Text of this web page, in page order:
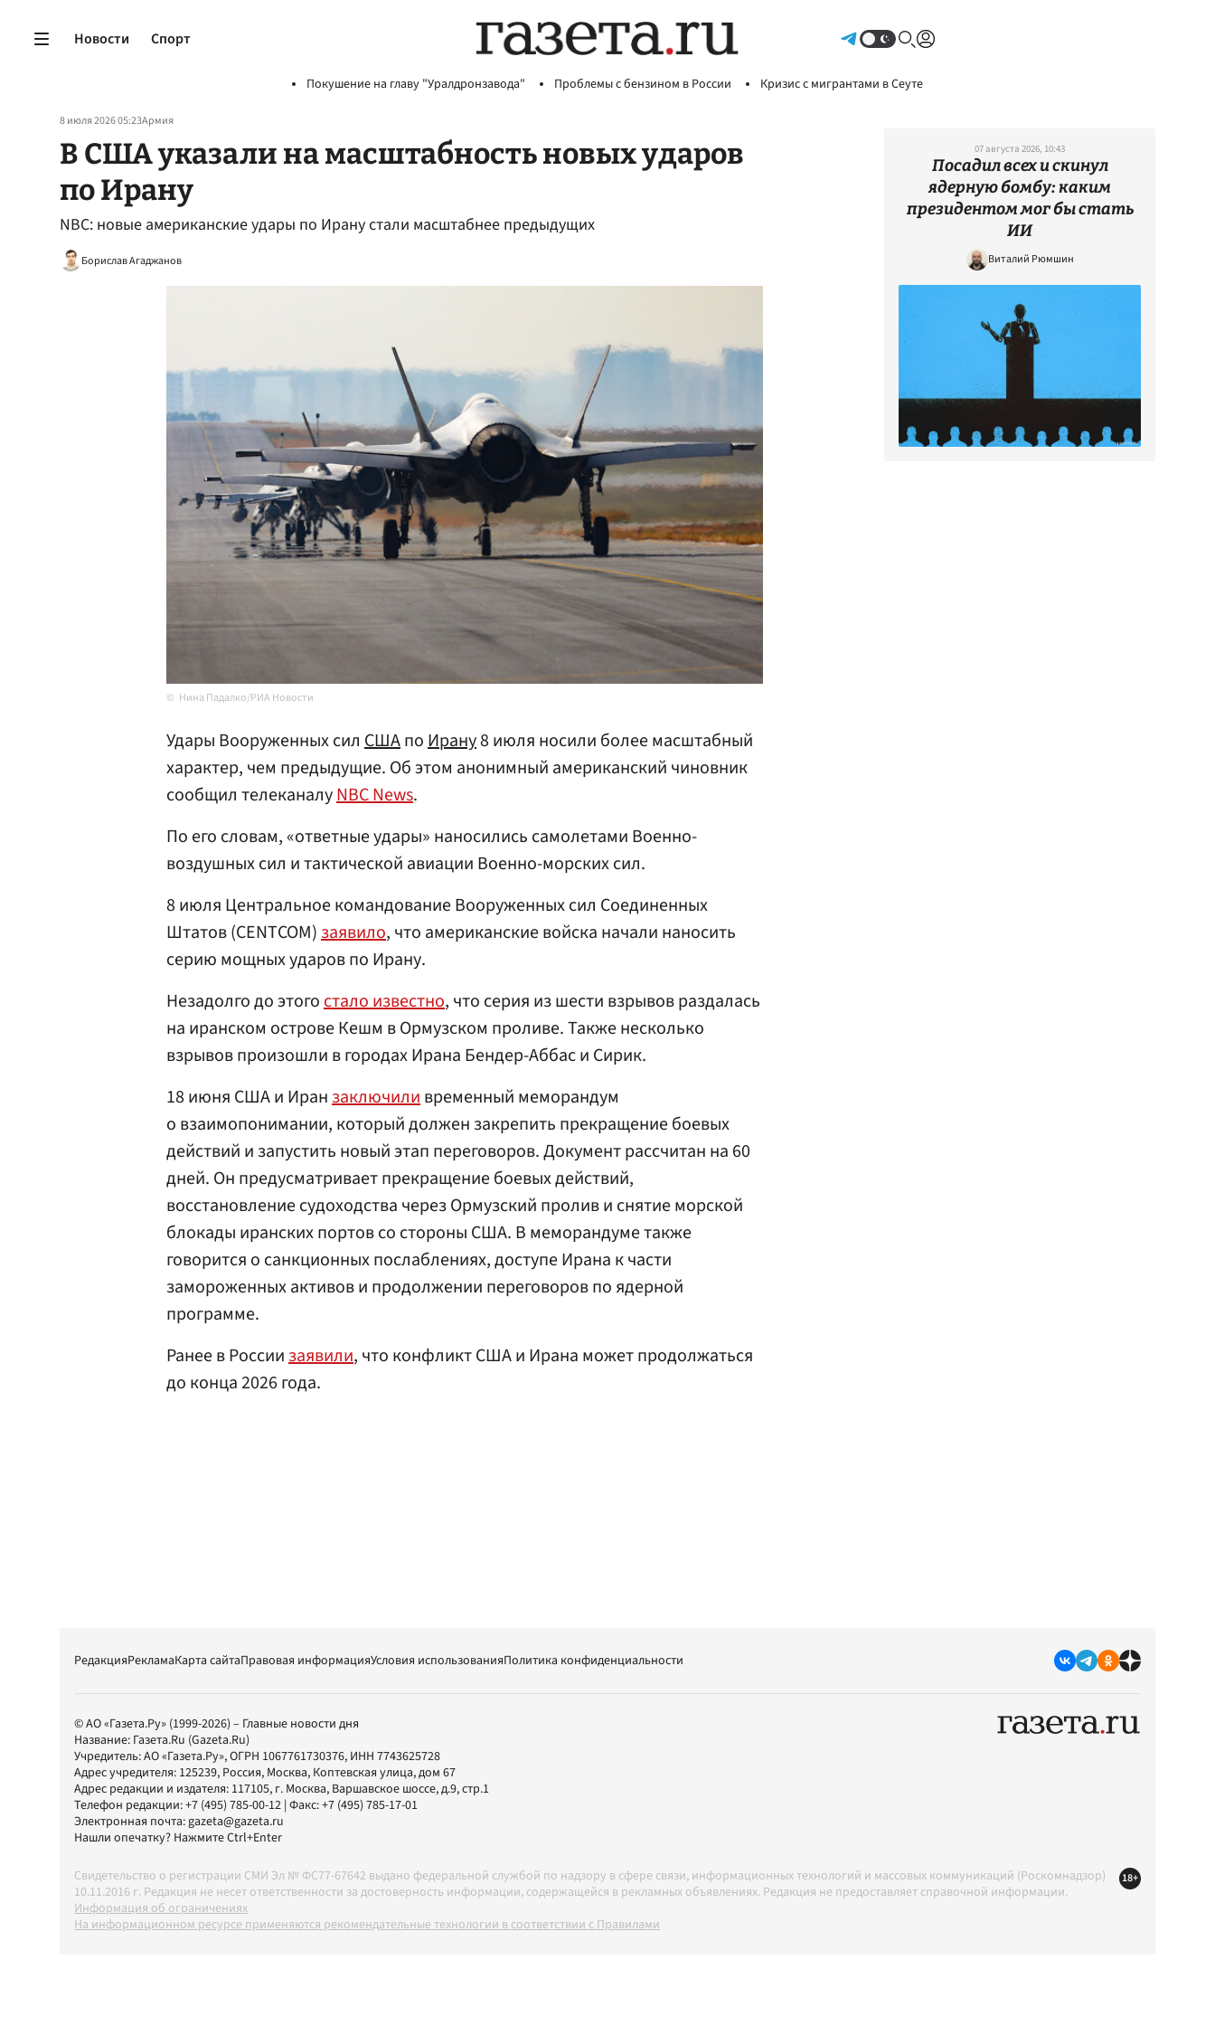
Новости Спорт
Покушение на главу "Уралдронзавода" Проблемы с бензином в России Кризис с мигрантами в Сеуте
8 июля 2026 05:23Армия
В США указали на масштабность новых ударов
по Ирану
NBC: новые американские удары по Ирану стали масштабнее предыдущих
Борислав Агаджанов
Нина Падалко/РИА Новости
Удары Вооруженных сил СШАпоИрану8 июля носили более масштабный
характер, чем предыдущие. Об этом анонимный американский чиновник
сообщил телеканалуNBC News.
По его словам, «ответные удары» наносились самолетами Военно-
воздушных сил и тактической авиации Военно-морских сил.
8 июля Центральное командование Вооруженных сил Соединенных
Штатов (CENTCOM)заявило, что американские войска начали наносить
серию мощных ударов по Ирану.
Незадолго до этогостало известно, что серия из шести взрывов раздалась
на иранском острове Кешм в Ормузском проливе. Также несколько
взрывов произошли в городах Ирана Бендер-Аббас и Сирик.
18 июня США и Иранзаключиливременный меморандум
о взаимопонимании, который должен закрепить прекращение боевых
действий и запустить новый этап переговоров. Документ рассчитан на 60
дней. Он предусматривает прекращение боевых действий,
восстановление судоходства через Ормузский пролив и снятие морской
блокады иранских портов со стороны США. В меморандуме также
говорится о санкционных послаблениях, доступе Ирана к части
замороженных активов и продолжении переговоров по ядерной
программе.
Ранее в Россиизаявили, что конфликт США и Ирана может продолжаться
до конца 2026 года.
07 августа 2026, 10:43
Посадил всех и скинул
ядерную бомбу: каким
президентом мог бы стать
ИИ
Виталий Рюмшин
РедакцияРекламаКарта сайтаПравовая информацияУсловия использованияПолитика конфиденциальности
© АО «Газета.Ру» (1999-2026) – Главные новости дня
Название: Газета.Ru (Gazeta.Ru)
Учредитель:АО «Газета.Ру», ОГРН 1067761730376, ИНН 7743625728
Адрес учредителя: 125239, Россия, Москва, Коптевская улица, дом 67
Адрес редакции и издателя: 117105, г. Москва, Варшавское шоссе, д.9, стр.1
Телефон редакции:+7 (495) 785-00-12 | Факс:+7 (495) 785-17-01
Электронная почта:gazeta@gazeta.ru
Нашли опечатку? Нажмите Ctrl+Enter
Свидетельство о регистрации СМИ Эл № ФС77-67642 выдано федеральной службой по надзору в сфере связи, информационных технологий и массовых коммуникаций (Роскомнадзор)
10.11.2016 г. Редакция не несет ответственности за достоверность информации, содержащейся в рекламных объявлениях. Редакция не предоставляет справочной информации.
Информация об ограничениях
На информационном ресурсе применяются рекомендательные технологии в соответствии с Правилами
18+